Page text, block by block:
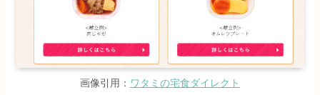
画像引用： ワタミの宅食ダイレクト